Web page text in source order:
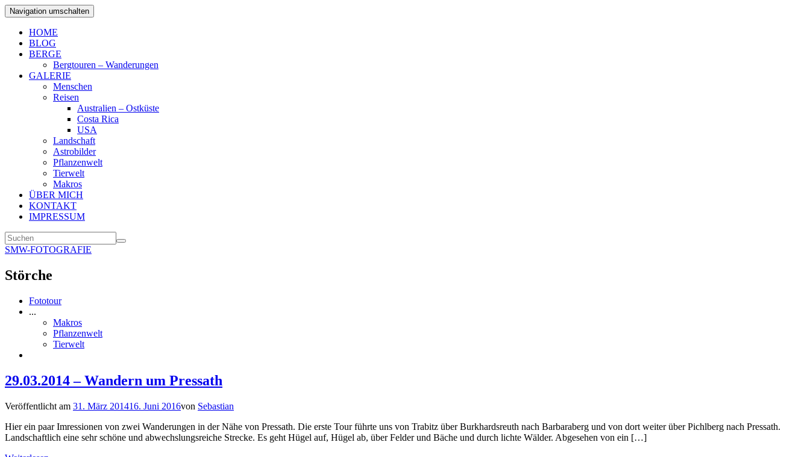
Navigation umschalten
HOME
BLOG
BERGE
Bergtouren – Wanderungen
GALERIE
Menschen
Reisen
Australien – Ostküste
Costa Rica
USA
Landschaft
Astrobilder
Pflanzenwelt
Tierwelt
Makros
ÜBER MICH
KONTAKT
IMPRESSUM
SMW-FOTOGRAFIE
Störche
Fototour
...
Makros
Pflanzenwelt
Tierwelt
29.03.2014 – Wandern um Pressath
Veröffentlicht am 31. März 201416. Juni 2016von Sebastian
Hier ein paar Imressionen von zwei Wanderungen in der Nähe von Pressath. Die erste Tour führte uns von Trabitz über Burkhardsreuth nach Barbaraberg und von dort weiter über Pichlberg nach Pressath.
Landschaftlich eine sehr schöne und abwechslungsreiche Strecke. Es geht Hügel auf, Hügel ab, über Felder und Bäche und durch lichte Wälder. Abgesehen von ein […]